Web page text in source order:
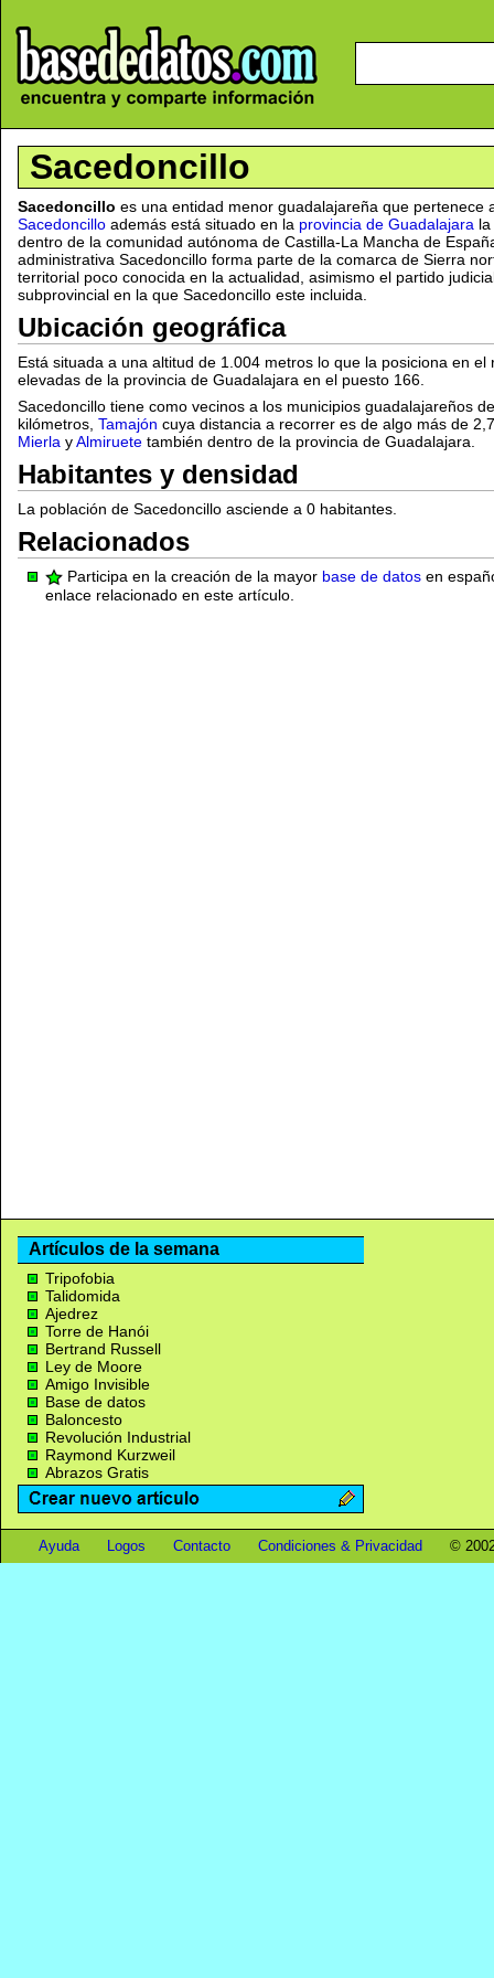
Sacedoncillo
Sacedoncillo es una entidad menor guadalajareña que pertenece
Sacedoncillo además está situado en la provincia de Guadalajara
dentro de la comunidad autónoma de Castilla-La Mancha de
administrativa Sacedoncillo forma parte de la comarca de Sierra
territorial poco conocida en la actualidad, asimismo el partido
subprovincial en la que Sacedoncillo este incluida.
Ubicación geográfica
Está situada a una altitud de 1.004 metros lo que la posiciona en
elevadas de la provincia de Guadalajara en el puesto 166.
Sacedoncillo tiene como vecinos a los municipios guadalajareños
kilómetros, Tamajón cuya distancia a recorrer es de algo más de
Mierla yAlmiruete también dentro de la provincia de Guadalajara.
Habitantes y densidad
La población de Sacedoncillo asciende a 0 habitantes.
Relacionados
Participa en la creación de la mayor base de datos en
enlace relacionado en este artículo.
Artículos de la semana
Tripofobia
Talidomida
Ajedrez
Torre de Hanói
Bertrand Russell
Ley de Moore
Amigo Invisible
Base de datos
Baloncesto
Revolución Industrial
Raymond Kurzweil
Abrazos Gratis
Ayuda Logos Contacto Condiciones & Privacidad ©